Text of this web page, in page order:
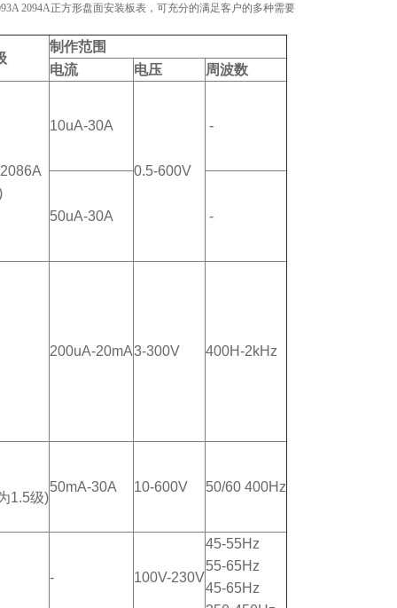
2094A正方形盘面安装板表，可充分的满足客户的多种需要
制作范围
电流
电压 周波数
10uA-30A
0.5-600V
-
50uA-30A -
200uA-20mA3-300V 400H-2kHz
1.5级)
50mA-30A 10-600V 50/60 400Hz
- 100V-230V
45-55Hz
55-65Hz
45-65Hz